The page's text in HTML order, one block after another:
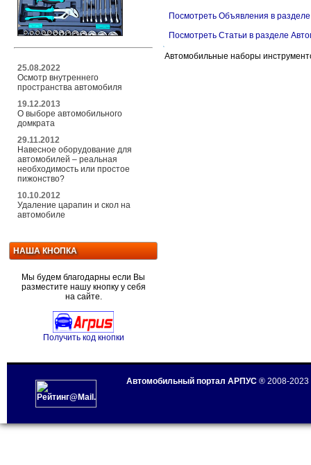
25.08.2022
Осмотр внутреннего
пространства автомобиля
19.12.2013
О выборе автомобильного
домкрата
29.11.2012
Навесное оборудование для
автомобилей – реальная
необходимость или простое
пижонство?
10.10.2012
Удаление царапин и скол на
автомобиле
НАША КНОПКА
Мы будем благодарны если Вы
разместите нашу кнопку у себя
на сайте.
Получить код кнопки
Посмотреть Объявления в
Посмотреть Статьи в разделе
Автомобильные наборы
Автомобильный портал АРПУС ® 2008-2023